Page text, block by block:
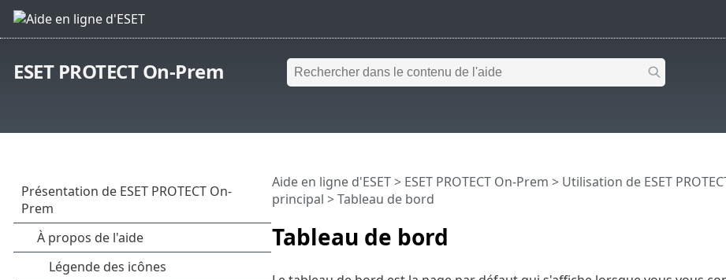
ESET PROTECT On-Prem
Tableau de bord
Aide en ligne d'ESET> ESET PROTECT On-Prem > Utilisation de ESET
principal > Tableau de bord